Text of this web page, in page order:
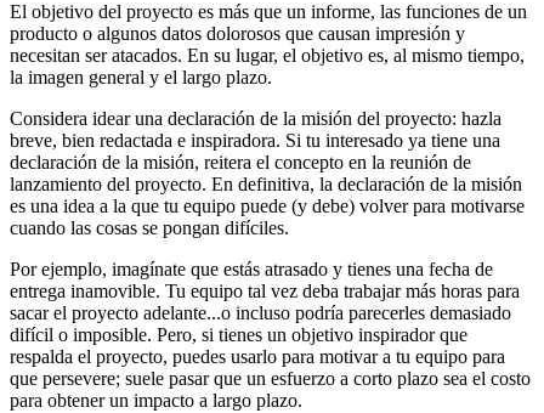
El objetivo del proyecto es más que un informe, las funciones de un
producto o algunos datos dolorosos que causan impresión y
necesitan ser atacados. En su lugar, el objetivo es, al mismo tiempo,
la imagen general y el largo plazo.
Considera idear una declaración de la misión del proyecto: hazla
breve, bien redactada e inspiradora. Si tu interesado ya tiene una
declaración de la misión, reitera el concepto en la reunión de
lanzamiento del proyecto. En definitiva, la declaración de la misión
es una idea a la que tu equipo puede (y debe) volver para motivarse
cuando las cosas se pongan difíciles.
Por ejemplo, imagínate que estás atrasado y tienes una fecha de
entrega inamovible. Tu equipo tal vez deba trabajar más horas para
sacar el proyecto adelante...o incluso podría parecerles demasiado
difícil o imposible. Pero, si tienes un objetivo inspirador que
respalda el proyecto, puedes usarlo para motivar a tu equipo para
que persevere; suele pasar que un esfuerzo a corto plazo sea el costo
para obtener un impacto a largo plazo.